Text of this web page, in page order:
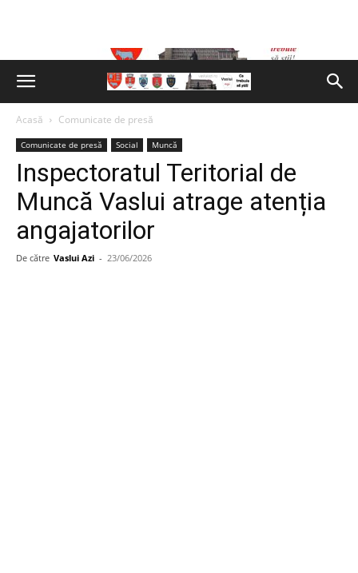
Acasă Comunicate de presă
Comunicate de presă Social Muncă
Inspectoratul Teritorial de
Muncă Vaslui atrage atenția
angajatorilor
De către Vaslui Azi - 23/06/2026